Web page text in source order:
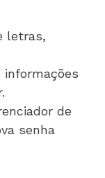
letras,
informações
de
senha